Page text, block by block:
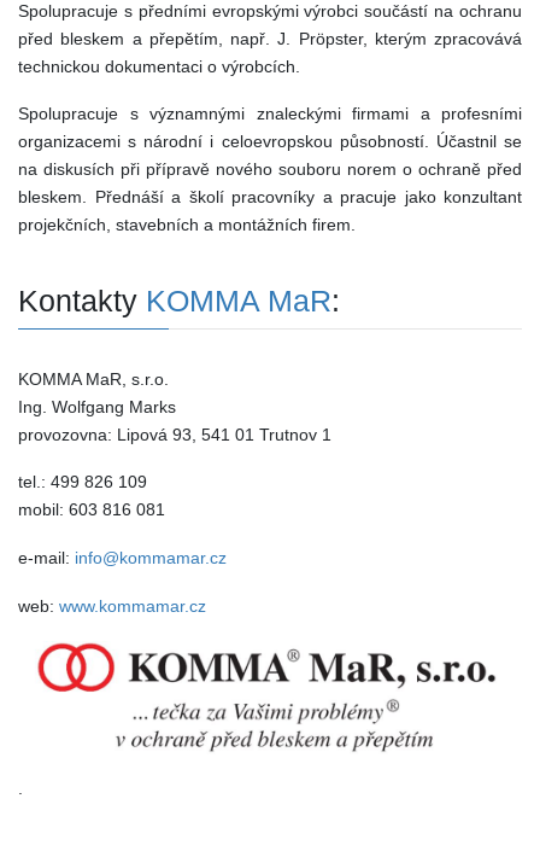
Spolupracuje s předními evropskými výrobci součástí na ochranu
před bleskem a přepětím, např. J. Pröpster, kterým zpracovává
technickou dokumentaci o výrobcích.
Spolupracuje s významnými znaleckými firmami a profesními
organizacemi s národní i celoevropskou působností. Účastnil se
na diskusích při přípravě nového souboru norem o ochraně před
bleskem. Přednáší a školí pracovníky a pracuje jako konzultant
projekčních, stavebních a montážních firem.
Kontakty KOMMA MaR:
KOMMA MaR, s.r.o.
Ing. Wolfgang Marks
provozovna: Lipová 93, 541 01 Trutnov 1
tel.: 499 826 109
mobil: 603 816 081
e-mail: info@kommamar.cz
web: www.kommamar.cz